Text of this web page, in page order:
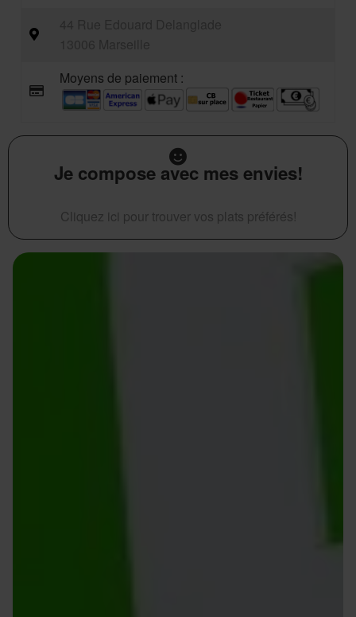
Moyens de paiement :
Je compose avec mes envies!
Cliquez ici pour trouver vos plats préférés!